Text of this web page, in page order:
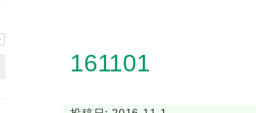
161101